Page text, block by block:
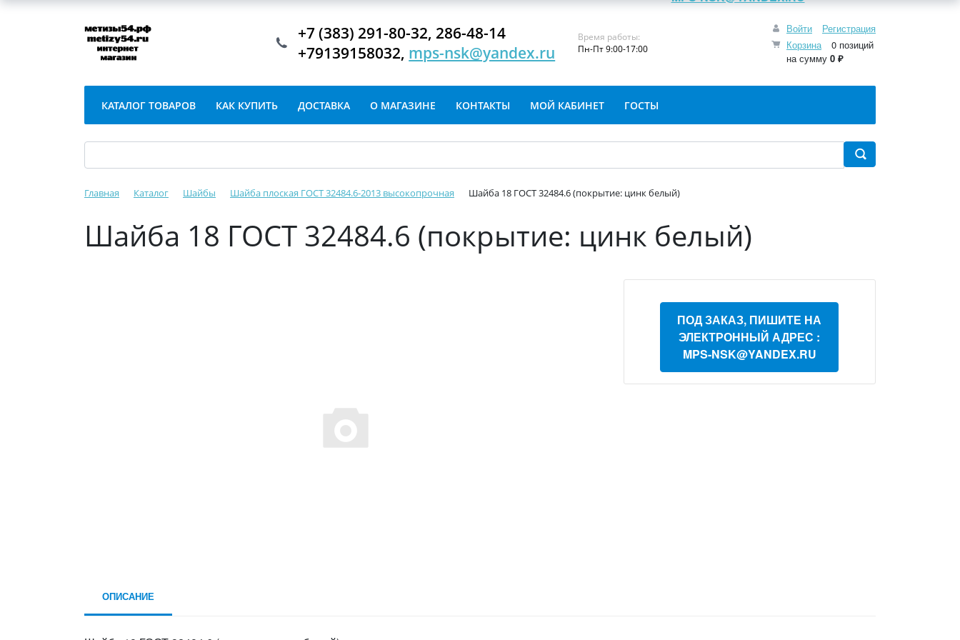
Войти
Регистрация
Корзина
0 позиций
на сумму 0 ₽
+7 (383) 291-80-32, 286-48-14
+79139158032, mps-nsk@yandex.ru
Время работы:
Пн-Пт 9:00-17:00
КАТАЛОГ ТОВАРОВ КАК КУПИТЬ ДОСТАВКА О МАГАЗИНЕ КОНТАКТЫ МОЙ КАБИНЕТ ГОСТЫ
Главная Каталог Шайбы Шайба плоская ГОСТ 32484.6-2013 высокопрочная Шайба 18 ГОСТ 32484.6 (покрытие: цинк белый)
Шайба 18 ГОСТ 32484.6 (покрытие: цинк белый)
ПОД ЗАКАЗ, ПИШИТЕ НА
ЭЛЕКТРОННЫЙ АДРЕС :
MPS-NSK@YANDEX.RU
ОПИСАНИЕ